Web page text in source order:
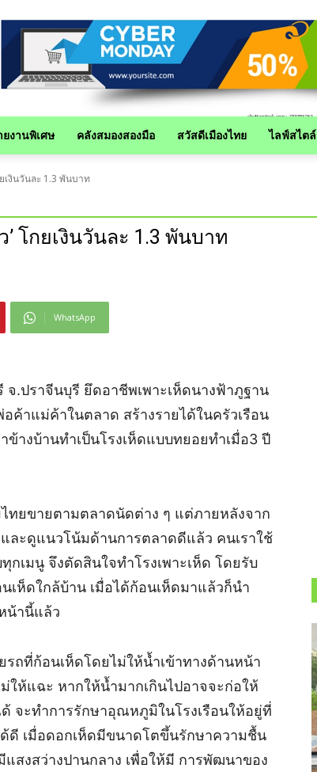
ยงานพิเศษ คลังสมองสองมือ สวัสดีเมืองไทย ไลฟ์สไตล์
เงินวันละ 1.3 พันบาท
โกยเงินวันละ 1.3 พันบาท
WhatsApp
.ปราจีนบุรี ยึดอาชีพเพาะเห็ดนางฟ้าภูฐาน
ค้าแม่ค้าในตลาด สร้างรายได้ในครัวเรือน
ข้างบ้านทำเป็นโรงเห็ดแบบทยอยทำเมื่อ3 ปี
ทยขายตามตลาดนัดต่าง ๆ แต่ภายหลังจาก
ละดูแนวโน้มด้านการตลาดดีแล้ว คนเราใช้
เมนู จึงตัดสินใจทำโรงเพาะเห็ด โดยรับ
เห็ดใกล้บ้าน เมื่อได้ก้อนเห็ดมาแล้วก็นำ
น้านี้แล้ว
ถที่ก้อนเห็ดโดยไม่ให้น้ำเข้าทางด้านหน้า
ห้แฉะ หากให้น้ำมากเกินไปอาจจะก่อให้
จะทำการรักษาอุณหภูมิในโรงเรือนให้อยู่ที่
ดี เมื่อดอกเห็ดมีขนาดโตขึ้นรักษาความชื้น
สงสว่างปานกลาง เพื่อให้มี การพัฒนาของ